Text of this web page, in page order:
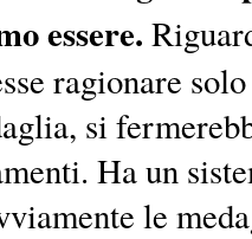
essere.
ragionare
si
Ha un
le